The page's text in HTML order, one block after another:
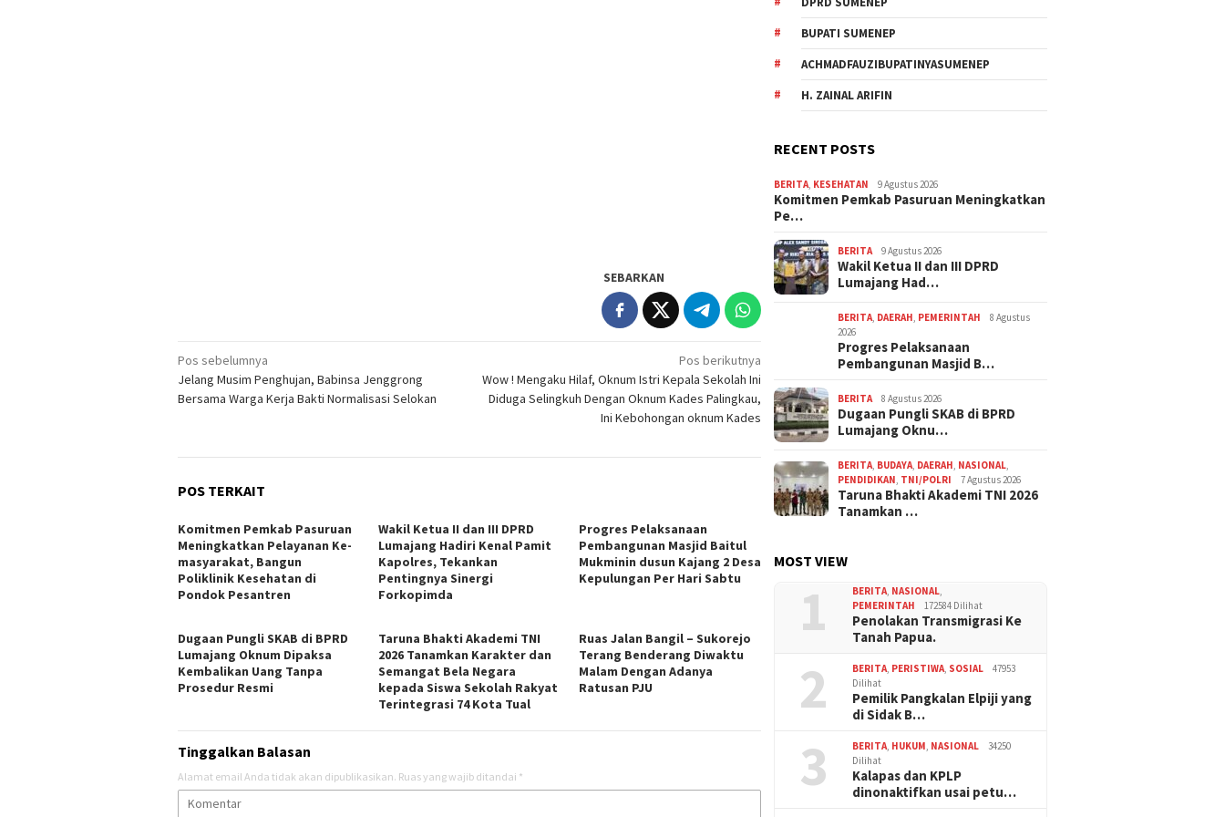
SEBARKAN
Navigasi
pos
Pos sebelumnya
Jelang Musim Penghujan, Babinsa Jenggrong
Bersama Warga Kerja Bakti Normalisasi Selokan
Pos berikutnya
Wow ! Mengaku Hilaf, Oknum Istri Kepala Sekolah Ini
Diduga Selingkuh Dengan Oknum Kades Palingkau,
Ini Kebohongan oknum Kades
POS TERKAIT
Komitmen Pemkab Pasuruan
Meningkatkan Pelayanan Ke-
masyarakat, Bangun
Poliklinik Kesehatan di
Pondok Pesantren
Wakil Ketua II dan III DPRD
Lumajang Hadiri Kenal Pamit
Kapolres, Tekankan
Pentingnya Sinergi
Forkopimda
Progres Pelaksanaan
Pembangunan Masjid Baitul
Mukminin dusun Kajang 2 Desa
Kepulungan Per Hari Sabtu
Dugaan Pungli SKAB di BPRD
Lumajang Oknum Dipaksa
Kembalikan Uang Tanpa
Prosedur Resmi
Taruna Bhakti Akademi TNI
2026 Tanamkan Karakter dan
Semangat Bela Negara
kepada Siswa Sekolah Rakyat
Terintegrasi 74 Kota Tual
Ruas Jalan Bangil – Sukorejo
Terang Benderang Diwaktu
Malam Dengan Adanya
Ratusan PJU
Tinggalkan Balasan
Alamat email Anda tidak akan dipublikasikan. Ruas yang wajib ditandai *
BUPATI SUMENEP
ACHMADFAUZIBUPATINYASUMENEP
H. ZAINAL ARIFIN
RECENT POSTS
BERITA, KESEHATAN 9 Agustus 2026
Komitmen Pemkab Pasuruan Meningkatkan
Pe…
BERITA 9 Agustus 2026
Wakil Ketua II dan III DPRD
Lumajang Had…
BERITA, DAERAH, PEMERINTAH
8 Agustus
2026
Progres Pelaksanaan
Pembangunan Masjid B…
BERITA 8 Agustus 2026
Dugaan Pungli SKAB di BPRD
Lumajang Oknu…
BERITA, BUDAYA, DAERAH, NASIONAL,
PENDIDIKAN, TNI/POLRI 7 Agustus 2026
Taruna Bhakti Akademi TNI 2026
Tanamkan …
MOST VIEW
1 BERITA, NASIONAL,
PEMERINTAH
172584 Dilihat
Penolakan Transmigrasi Ke
Tanah Papua.
2 BERITA, PERISTIWA, SOSIAL
47953
Dilihat
Pemilik Pangkalan Elpiji yang
di Sidak B…
3 BERITA, HUKUM, NASIONAL
34250
Dilihat
Kalapas dan KPLP
dinonaktifkan usai petu…